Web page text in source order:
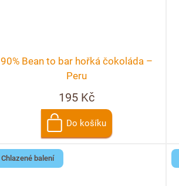
90% Bean to bar hořká čokoláda –
Peru
195 Kč
Do košíku
Chlazené balení